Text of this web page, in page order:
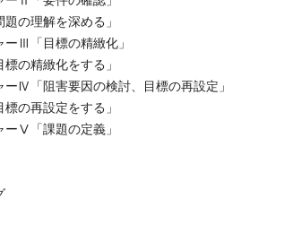
の理解を深める」
Ⅲ「目標の精緻化」
の精緻化をする」
Ⅳ「阻害要因の検討、目標の再設定」
の再設定をする」
ーⅤ「課題の定義」